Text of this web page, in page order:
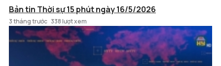
Bản tin Thời sự 15 phút ngày 16/5/2026
3 tháng trước 338 lượt xem